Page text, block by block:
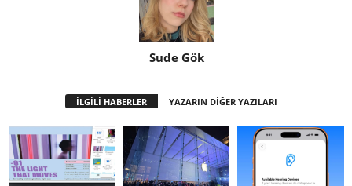
Sude Gök
İLGİLİ HABERLER YAZARIN DİĞER YAZILARI